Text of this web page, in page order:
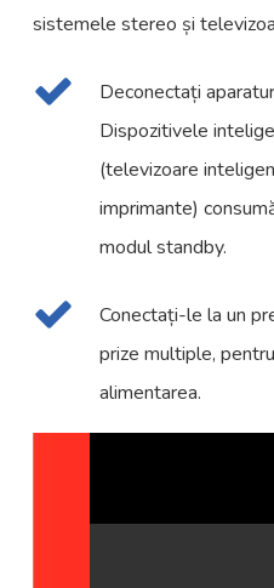
sistemele stereo și
Deconectați
Dispozitivele
(televizoare
imprimante)
modul standby.
Conectați-le la un
prize multiple,
alimentarea.